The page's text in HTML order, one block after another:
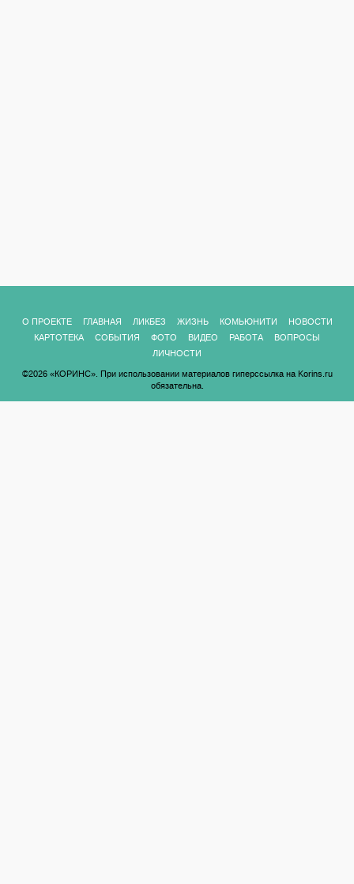
О ПРОЕКТЕ ГЛАВНАЯ ЛИКБЕЗ ЖИЗНЬ КОМЬЮНИТИ
НОВОСТИ
КАРТОТЕКА
СОБЫТИЯ ФОТО ВИДЕО РАБОТА
ВОПРОСЫ
ЛИЧНОСТИ
©2026 «КОРИНС». При использовании материалов гиперссылка на Korins.ru
обязательна.